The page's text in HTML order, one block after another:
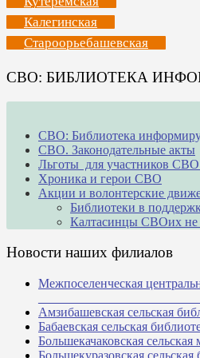
Калегинская
Староорьебашевская
СВО: БИБЛИОТЕКА
СВО: Библиотека
СВО. Законодательные акты
Льготы для участников
Хроника и герои СВО
Акции и волонтерские
Библиотеки в
Калтасинцы СВОих не
Новости наших филиалов
Межпоселенческая
Амзибашевская сельская
Бабаевская сельская
Большекачаковская